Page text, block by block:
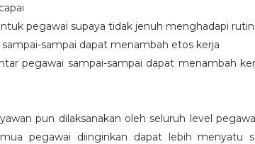
pegawai supaya tidak jenuh menghadapi
sampai dapat menambah etos kerja
pegawai sampai-sampai dapat menambah
pun dilaksanakan oleh seluruh level
pegawai diinginkan dapat lebih menyatu